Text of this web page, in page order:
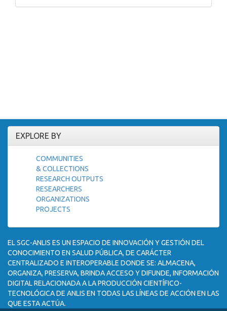
EXPLORE BY
COMMUNITIES
& COLLECTIONS
RESEARCH OUTPUTS
RESEARCHERS
ORGANIZATIONS
PROJECTS
EL SGC-ANLIS ES UN ESPACIO DE INNOVACIÓN Y GESTIÓN DEL
CONOCIMIENTO EN SALUD PÚBLICA, DE CARÁCTER
CENTRALIZADO E INTEROPERABLE DONDE SE: ALMACENA,
ORGANIZA, PRESERVA, BRINDA ACCESO Y DIFUNDE, INFORMACIÓN
DIGITAL RELACIONADA A LA PRODUCCIÓN CIENTÍFICO-
TECNOLÓGICA DE ANLIS EN TODAS LAS LÍNEAS DE ACCIÓN EN LAS
QUE ESTA ACTÚA.